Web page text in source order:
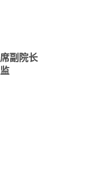
副院长